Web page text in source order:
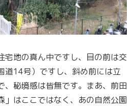
宅地の真ん中ですし、目の前は交
道14号）ですし、斜め前には立
、秘境感は皆無です。まあ、前田
」はここではなく、あの自然公園